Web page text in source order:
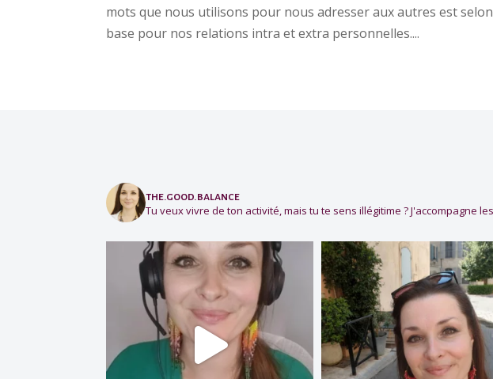
mots que nous utilisons pour nous adresser aux autres est
base pour nos relations intra et extra personnelles....
the.good.balance
Tu veux vivre de ton activité, mais tu te sens illégitime ?J'accompagne